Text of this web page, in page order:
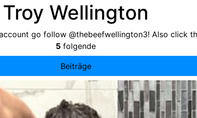
Troy Wellington
go follow @thebeefwellington3! Also click
5 folgende
Beiträge